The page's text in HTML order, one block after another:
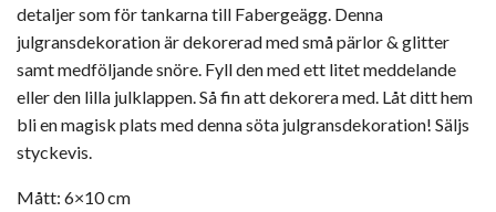
detaljer som för tankarna till Fabergeägg. Denna
julgransdekoration är dekorerad med små pärlor & glitter
samt medföljande snöre. Fyll den med ett litet meddelande
eller den lilla julklappen. Så fin att dekorera med. Låt ditt hem
bli en magisk plats med denna söta julgransdekoration! Säljs
styckevis.
Mått: 6×10 cm